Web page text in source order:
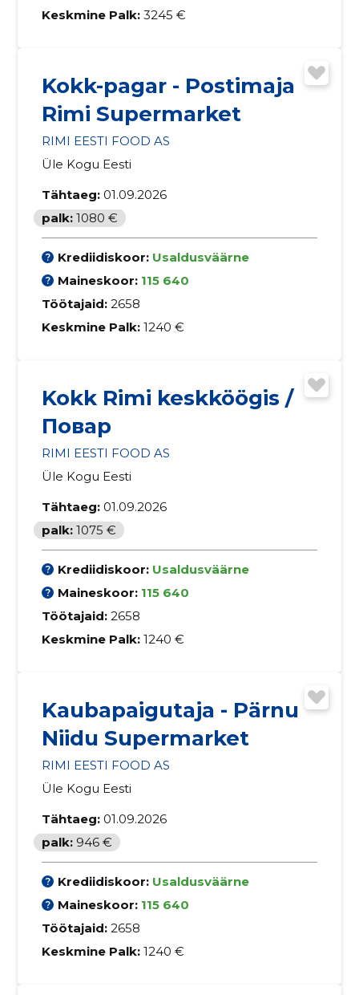
Keskmine Palk: 3245 €
Kokk-pagar - Postimaja
Rimi Supermarket
RIMI EESTI FOOD AS
Üle Kogu Eesti
Tähtaeg: 01.09.2026
palk: 1080 €
Krediidiskoor: Usaldusväärne
Maineskoor: 115 640
Töötajaid: 2658
Keskmine Palk: 1240 €
Kokk Rimi keskköögis /
Повар
RIMI EESTI FOOD AS
Üle Kogu Eesti
Tähtaeg: 01.09.2026
palk: 1075 €
Krediidiskoor: Usaldusväärne
Maineskoor: 115 640
Töötajaid: 2658
Keskmine Palk: 1240 €
Kaubapaigutaja - Pärnu
Niidu Supermarket
RIMI EESTI FOOD AS
Üle Kogu Eesti
Tähtaeg: 01.09.2026
palk: 946 €
Krediidiskoor: Usaldusväärne
Maineskoor: 115 640
Töötajaid: 2658
Keskmine Palk: 1240 €